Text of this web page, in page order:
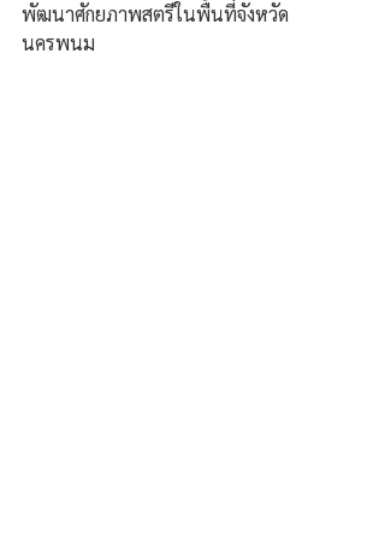
พัฒนาศักยภาพสตรีในพื้นที่จังหวัด
นครพนม